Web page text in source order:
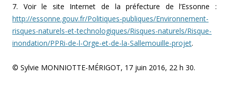
7. Voir le site Internet de la préfecture de l’Essonne :
http://essonne.gouv.fr/Politiques-publiques/Environnement-
risques-naturels-et-technologiques/Risques-naturels/Risque-
inondation/PPRi-de-l-Orge-et-de-la-Sallemouille-projet.
© Sylvie MONNIOTTE-MÉRIGOT, 17 juin 2016, 22 h 30.